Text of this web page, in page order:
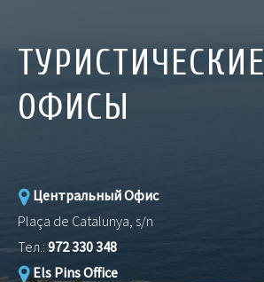
ТУРИСТИЧЕСКИЕ
ОФИСЫ
Центральный Офис
Plaça de Catalunya, s/n
Тел.:972 330 348
Els Pins Office